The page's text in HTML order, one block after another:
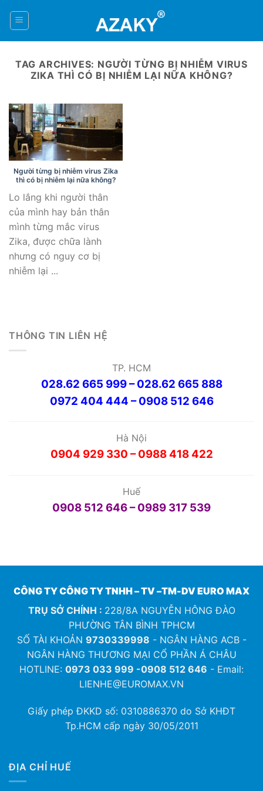
TAG ARCHIVES: NGƯỜI TỪNG BỊ NHIỄM VIRUS
ZIKA THÌ CÓ BỊ NHIỄM LẠI NỮA KHÔNG?
Người từng bị nhiễm virus Zika
thì có bị nhiễm lại nữa không?
Lo lắng khi người thân
của mình hay bản thân
mình từng mắc virus
Zika, được chữa lành
nhưng có nguy cơ bị
nhiễm lại ...
THÔNG TIN LIÊN HỆ
TP. HCM
028.62 665 999 – 028.62 665 888
0972 404 444 – 0908 512 646
Hà Nội
0904 929 330 – 0988 418 422
Huế
0908 512 646 – 0989 317 539
CÔNG TY CÔNG TY TNHH – TV –TM-DV EURO MAX
TRỤ SỞ CHÍNH : 228/8A NGUYỄN HÔNG ĐÀO
PHƯỜNG TÂN BÌNH TPHCM
SỐ TÀI KHOẢN 9730339998 - NGÂN HÀNG ACB -
NGÂN HÀNG THƯƠNG MẠI CỔ PHẦN Á CHÂU
HOTLINE: 0973 033 999 -0908 512 646 - Email:
LIENHE@EUROMAX.VN
Giấy phép ĐKKD số: 0310886370 do Sở KHĐT
Tp.HCM cấp ngày 30/05/2011
ĐỊA CHỈ HUẾ